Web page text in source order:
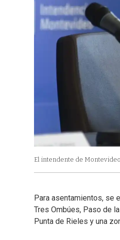
El intendente de
Para asentamientos, se
Tres Ombúes, Paso de
Punta de Rieles y una